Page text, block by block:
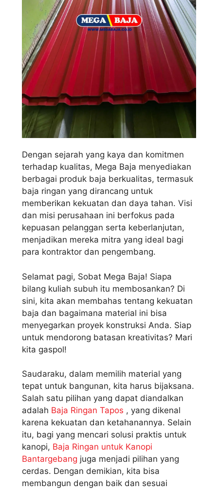
Dengan sejarah yang kaya dan komitmen
terhadap kualitas, Mega Baja menyediakan
berbagai produk baja berkualitas, termasuk
baja ringan yang dirancang untuk
memberikan kekuatan dan daya tahan. Visi
dan misi perusahaan ini berfokus pada
kepuasan pelanggan serta keberlanjutan,
menjadikan mereka mitra yang ideal bagi
para kontraktor dan pengembang.
Selamat pagi, Sobat Mega Baja! Siapa
bilang kuliah subuh itu membosankan? Di
sini, kita akan membahas tentang kekuatan
baja dan bagaimana material ini bisa
menyegarkan proyek konstruksi Anda. Siap
untuk mendorong batasan kreativitas? Mari
kita gaspol!
Saudaraku, dalam memilih material yang
tepat untuk bangunan, kita harus bijaksana.
Salah satu pilihan yang dapat diandalkan
adalah Baja Ringan Tapos , yang dikenal
karena kekuatan dan ketahanannya. Selain
itu, bagi yang mencari solusi praktis untuk
kanopi, Baja Ringan untuk Kanopi
Bantargebang juga menjadi pilihan yang
cerdas. Dengan demikian, kita bisa
membangun dengan baik dan sesuai